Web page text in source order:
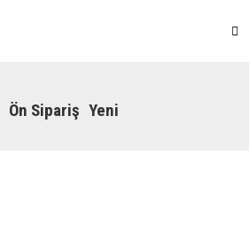
Ön Sipariş Yeni